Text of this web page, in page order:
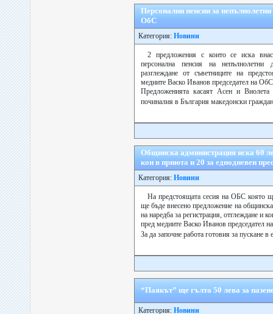
Персонални пенсии за
ОбС
Категория: Новини
2 предложения с които се иска
персонална пенсия на
разглеждане от съветниците на
медиите Васко Иванов председател на
Предложенията касаят Асен и
починалия в България македонски
Общинска администрация иска 60
кон в приюта и 20 за еднодневен
Категория: Новини
На предстоящата сесия на ОБС която
ще бъде внесено предложение на
на наредба за регистрация, отглеждане и
пред медиите Васко Иванов председател
За да започне работа готовия за пускане
“Паякът” ще гълта 50 лева за
Категория: Новини